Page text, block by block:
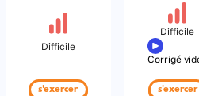
Difficile
s'exercer
Difficile
Corrigé
s'exercer